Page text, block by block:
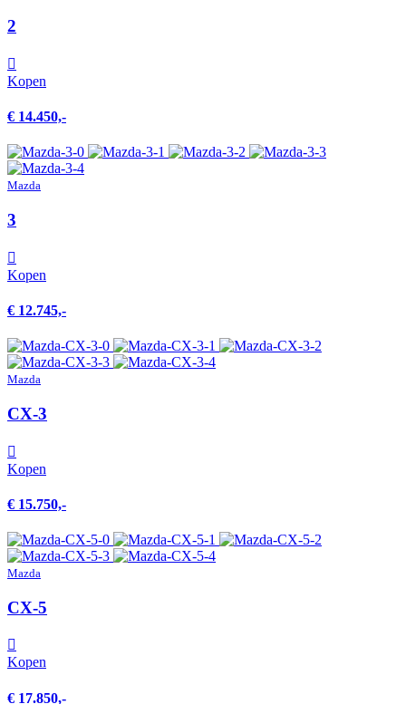
2
Kopen
€ 14.450,-
Mazda
3
Kopen
€ 12.745,-
Mazda
CX-3
Kopen
€ 15.750,-
Mazda
CX-5
Kopen
€ 17.850,-